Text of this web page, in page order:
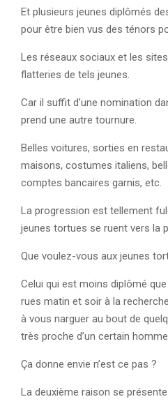
Et plusieurs jeunes diplômés
pour être bien vus des ténors
Les réseaux sociaux et les
flatteries de tels jeunes.
Car il suffit d’une nomination
prend une autre tournure.
Belles voitures, sorties en
maisons, costumes italiens,
comptes bancaires garnis, etc.
La progression est tellement
jeunes tortues se ruent vers la
Que voulez-vous aux jeunes
Celui qui est moins diplômé
rues matin et soir à la
à vous narguer au bout de
très proche d’un certain
Ça donne envie n’est ce pas ?
La deuxième raison se